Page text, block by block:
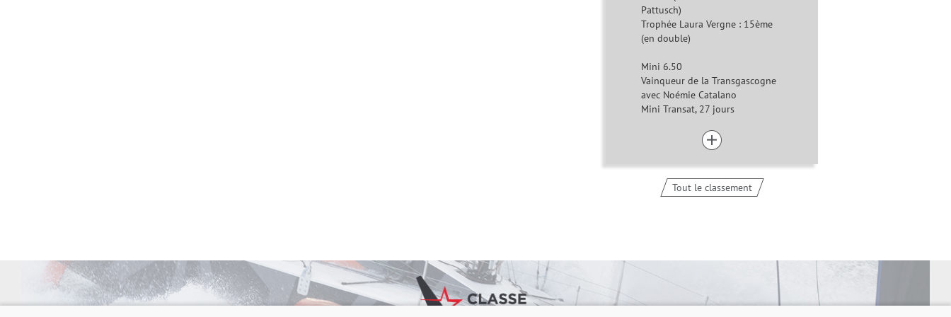
Pattusch)
Trophée Laura Vergne : 15ème
(en double)
Mini 6.50
Vainqueur de la Transgascogne
avec Noémie Catalano
Mini Transat, 27 jours
Tout le classement